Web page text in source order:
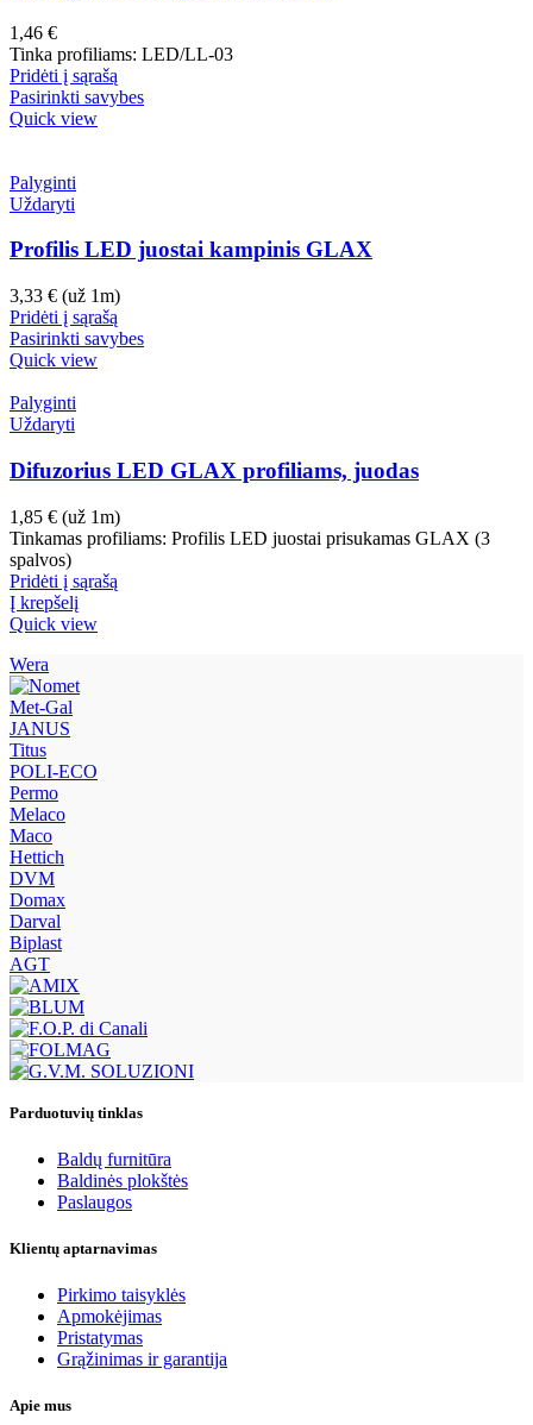
1,46 €
Tinka profiliams: LED/LL-03
Pridėti į sąrašą
Pasirinkti savybes
Quick view
Palyginti
Uždaryti
Profilis LED juostai kampinis GLAX
3,33 € (už 1m)
Pridėti į sąrašą
Pasirinkti savybes
Quick view
Palyginti
Uždaryti
Difuzorius LED GLAX profiliams, juodas
1,85 € (už 1m)
Tinkamas profiliams: Profilis LED juostai prisukamas GLAX (3
spalvos)
Pridėti į sąrašą
Į krepšelį
Quick view
Wera
Met-Gal
JANUS
Titus
POLI-ECO
Permo
Melaco
Maco
Hettich
DVM
Domax
Darval
Biplast
AGT
Parduotuvių tinklas
Baldų furnitūra
Baldinės plokštės
Paslaugos
Klientų aptarnavimas
Pirkimo taisyklės
Apmokėjimas
Pristatymas
Grąžinimas ir garantija
Apie mus